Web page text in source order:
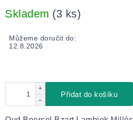
cena:
Skladem (3 ks)
Můžeme doručit do:
12.8.2026
+
−
Přidat do košíku